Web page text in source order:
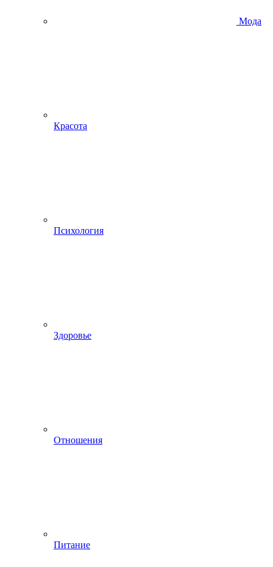
Мода
Красота
Психология
Здоровье
Отношения
Питание